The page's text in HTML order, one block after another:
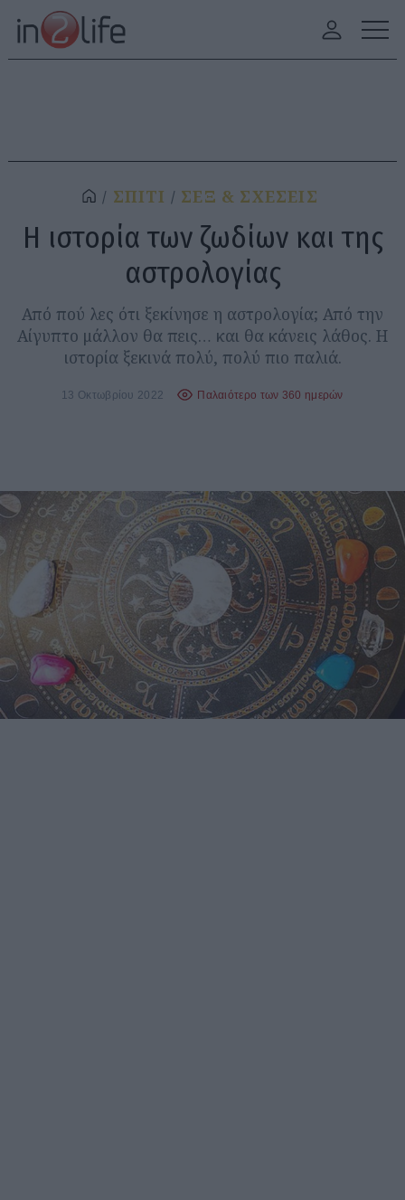
ΣΠΙΤΙ ΣΕΞ & ΣΧΕΣΕΙΣ
Η ιστορία των ζωδίων και της
αστρολογίας
Από πού λες ότι ξεκίνησε η αστρολογία; Από την
Αίγυπτο μάλλον θα πεις… και θα κάνεις λάθος. Η
ιστορία ξεκινά πολύ, πολύ πιο παλιά.
13 Οκτωβρίου 2022 Παλαιότερο των 360 ημερών